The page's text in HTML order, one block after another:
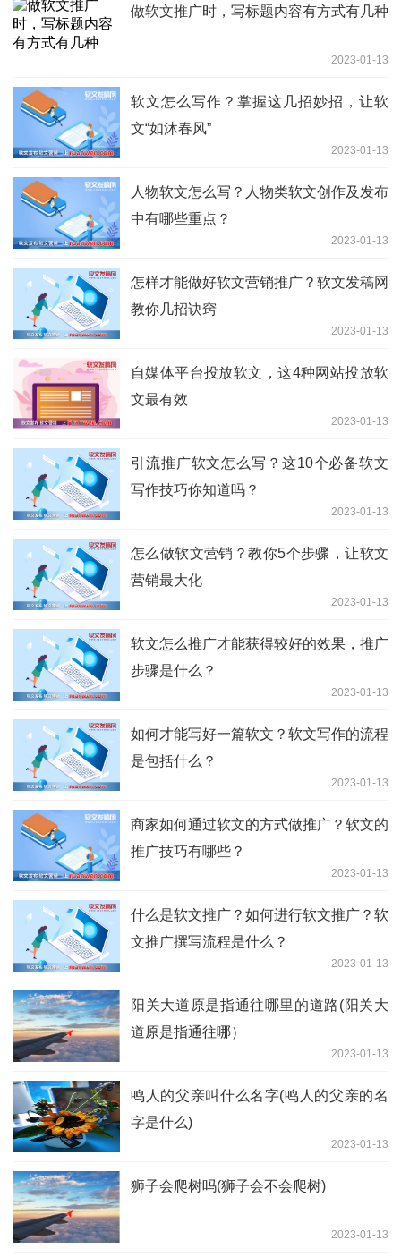
做软文推广时，写标题内容有方式有几种
2023-01-13
软文怎么写作？掌握这几招妙招，让软
文“如沐春风”
2023-01-13
人物软文怎么写？人物类软文创作及发布
中有哪些重点？
2023-01-13
怎样才能做好软文营销推广？软文发稿网
教你几招诀窍
2023-01-13
自媒体平台投放软文，这4种网站投放软
文最有效
2023-01-13
引流推广软文怎么写？这10个必备软文
写作技巧你知道吗？
2023-01-13
怎么做软文营销？教你5个步骤，让软文
营销最大化
2023-01-13
软文怎么推广才能获得较好的效果，推广
步骤是什么？
2023-01-13
如何才能写好一篇软文？软文写作的流程
是包括什么？
2023-01-13
商家如何通过软文的方式做推广？软文的
推广技巧有哪些？
2023-01-13
什么是软文推广？如何进行软文推广？软
文推广撰写流程是什么？
2023-01-13
阳关大道原是指通往哪里的道路(阳关大
道原是指通往哪）
2023-01-13
鸣人的父亲叫什么名字(鸣人的父亲的名
字是什么)
2023-01-13
狮子会爬树吗(狮子会不会爬树)
2023-01-13